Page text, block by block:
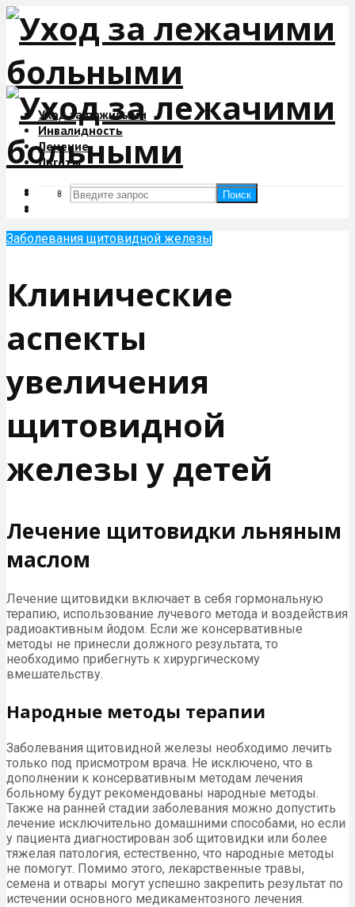
Уход за пожилыми
Инвалидность
Лечение
Льготы
Поиск
Поиск
Заболевания щитовидной железы
Клинические
аспекты
увеличения
щитовидной
железы у детей
Лечение щитовидки льняным
маслом
Лечение щитовидки включает в себя гормональную
терапию, использование лучевого метода и воздействия
радиоактивным йодом. Если же консервативные
методы не принесли должного результата, то
необходимо прибегнуть к хирургическому
вмешательству.
Народные методы терапии
Заболевания щитовидной железы необходимо лечить
только под присмотром врача. Не исключено, что в
дополнении к консервативным методам лечения
больному будут рекомендованы народные методы.
Также на ранней стадии заболевания можно допустить
лечение исключительно домашними способами, но если
у пациента диагностирован зоб щитовидки или более
тяжелая патология, естественно, что народные методы
не помогут. Помимо этого, лекарственные травы,
семена и отвары могут успешно закрепить результат по
истечении основного медикаментозного лечения.